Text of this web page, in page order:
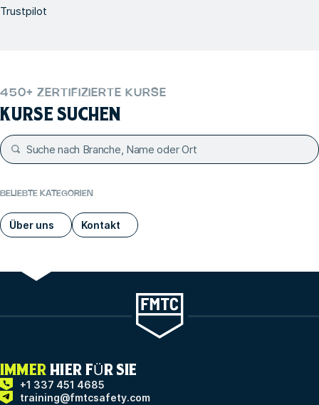
Trustpilot
450+ ZERTIFIZIERTE KURSE
KURSE SUCHEN
BELIEBTE KATEGORIEN
Über uns Kontakt
IMMER HIER FÜR SIE
+1 337 451 4685
training@fmtcsafety.com